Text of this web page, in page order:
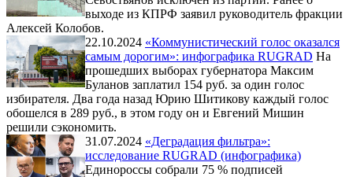
выходе из КПРФ заявил руководитель фракции
Алексей Колобов.
22.10.2024 «Коммунистический голос оказался
самым дорогим»: инфографика RUGRAD На
прошедших выборах губернатора Максим
Буланов заплатил 154 руб. за один голос
избирателя. Два года назад Юрию Шитикову каждый голос
обошелся в 289 руб., в этом году он и Евгений Мишин
решили сэкономить.
31.07.2024 «Деградация фильтра»:
исследование RUGRAD (инфографика)
Единороссы собрали 75 % подписей